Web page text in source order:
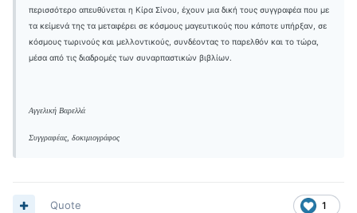
περισσότερο απευθύνεται η Κίρα Σίνου, έχουν μια δική τους συγγραφέα που με
τα κείμενά της τα μεταφέρει σε κόσμους μαγευτικούς που κάποτε υπήρξαν, σε
κόσμους τωρινούς και μελλοντικούς, συνδέοντας το παρελθόν και το τώρα,
μέσα από τις διαδρομές των συναρπαστικών βιβλίων.
Αγγελική Βαρελλά
Συγγραφέας, δοκιμιογράφος
1
Quote